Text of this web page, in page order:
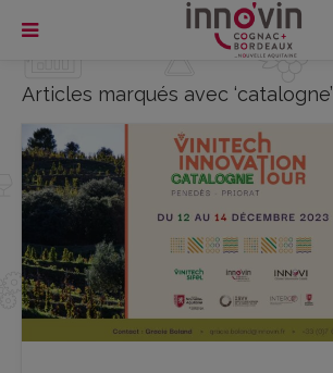
Articles marqués avec ‘catalogne’